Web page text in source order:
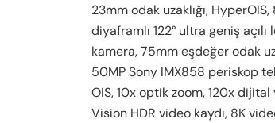
23mm odak uzaklığı,
diyaframlı 122° ultra geniş
kamera, 75mm eşdeğer odak
50MP Sony IMX858 periskop
OIS, 10x optik zoom, 120x
Vision HDR video kaydı, 8K